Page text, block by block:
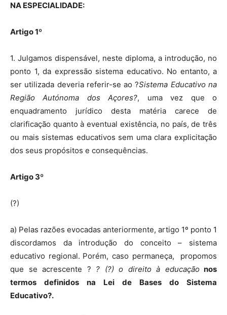
NA ESPECIALIDADE:
Artigo 1º
1. Julgamos dispensável, neste diploma, a introdução, no
ponto 1, da expressão sistema educativo. No entanto, a
ser utilizada deveria referir-se ao ?Sistema Educativo na
Região Autónoma dos Açores?, uma vez que o
enquadramento jurídico desta matéria carece de
clarificação quanto à eventual existência, no país, de três
ou mais sistemas educativos sem uma clara explicitação
dos seus propósitos e consequências.
Artigo 3º
(?)
a) Pelas razões evocadas anteriormente, artigo 1º ponto 1
discordamos da introdução do conceito – sistema
educativo regional. Porém, caso permaneça,
propomos
que se acrescente ? ? (?) o direito à educaçãonos
termos definidos na Lei de Bases do Sistema
Educativo?.